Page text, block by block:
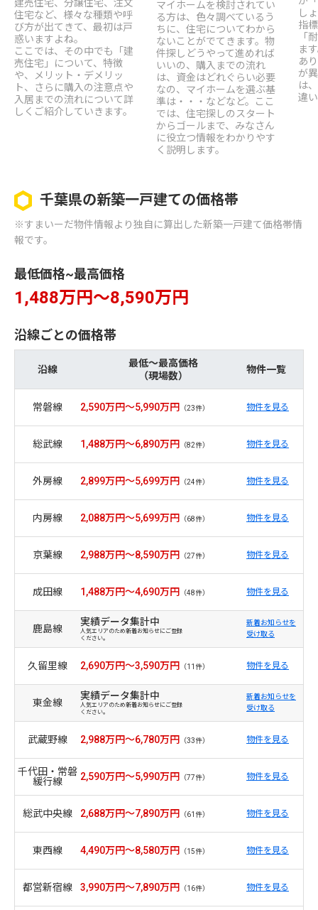
建売住宅、分譲住宅、注文
住宅など、様々な種類や呼
び方が出てきて、最初は戸
惑いますよね。
ここでは、その中でも「建
売住宅」について、特徴
や、メリット・デメリッ
ト、さらに購入の注意点や
入居までの流れについて詳
しくご紹介していきます。
マイホームを検討されてい
る方は、色々調べているう
ちに、住宅についてわから
ないことがでてきます。物
件探しどうやって進めれば
いいの、購入までの流れ
は、資金はどれぐらい必要
なの、マイホームを選ぶ基
準は・・・などなど。ここ
では、住宅探しのスタート
からゴールまで、みなさん
に役立つ情報をわかりやす
く説明します。
し
指
「
ま
あ
が
は
違
千葉県の新築一戸建ての価格帯
※すまいーだ物件情報より独自に算出した新築一戸建て価格帯情
報です。
最低価格~最高価格
1,488万円～8,590万円
沿線ごとの価格帯
沿線
最低～最高価格
（現場数）
物件一覧
常磐線 2,590万円～5,990万円 （23件） 物件を見る
総武線 1,488万円～6,890万円 （82件） 物件を見る
外房線 2,899万円～5,699万円 （24件） 物件を見る
内房線 2,088万円～5,699万円 （68件） 物件を見る
京葉線 2,988万円～8,590万円 （27件） 物件を見る
成田線 1,488万円～4,690万円 （48件） 物件を見る
鹿島線
実績データ集計中
人気エリアのため新着お知らせにご登録
ください。
新着お知らせを
受け取る
久留里線 2,690万円～3,590万円 （11件） 物件を見る
東金線
実績データ集計中
人気エリアのため新着お知らせにご登録
ください。
新着お知らせを
受け取る
武蔵野線 2,988万円～6,780万円 （33件） 物件を見る
千代田・常磐
緩行線
2,590万円～5,990万円 （77件） 物件を見る
総武中央線 2,688万円～7,890万円 （61件） 物件を見る
東西線 4,490万円～8,580万円 （15件） 物件を見る
都営新宿線 3,990万円～7,890万円 （16件） 物件を見る